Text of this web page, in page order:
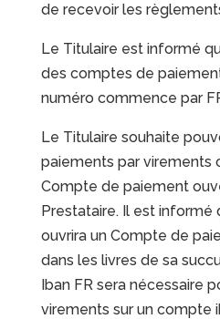
de recevoir les
Le Titulaire est informé
des comptes de
numéro commence par
Le Titulaire souhaite
paiements par virements
Compte de paiement
Prestataire. Il est informé
ouvrira un Compte de
dans les livres de sa
Iban FR sera nécessaire
virements sur un compte